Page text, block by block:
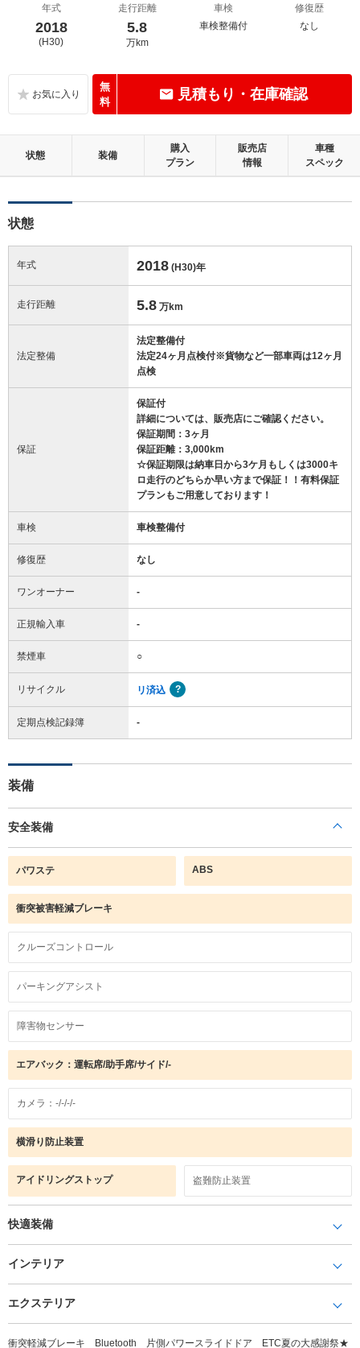
年式
2018
(H30)
走行距離
5.8
万km
車検
車検整備付
修復歴
なし
無
料
見積もり・在庫確認
状態 装備
購入
プラン
販売店
情報
車種
スペック
状態
年式 2018 (H30)年
走行距離 5.8 万km
法定整備
法定整備付
法定24ヶ月点検付※貨物など一部車両は12ヶ月
点検
保証
保証付
詳細については、販売店にご確認ください。
保証期間：3ヶ月
保証距離：3,000km
☆保証期限は納車日から3ケ月もしくは3000キ
ロ走行のどちらか早い方まで保証！！有料保証
プランもご用意しております！
車検 車検整備付
修復歴 なし
ワンオーナー -
正規輸入車 -
禁煙車 ○
リサイクル リ済込
定期点検記録簿 -
装備
安全装備
パワステ ABS
衝突被害軽減ブレーキ
クルーズコントロール
パーキングアシスト
障害物センサー
エアバック：運転席/助手席/サイド/-
カメラ：-/-/-/-
横滑り防止装置
アイドリングストップ 盗難防止装置
快適装備
インテリア
エクステリア
衝突軽減ブレーキ Bluetooth 片側パワースライドドア ETC夏の大感謝祭★